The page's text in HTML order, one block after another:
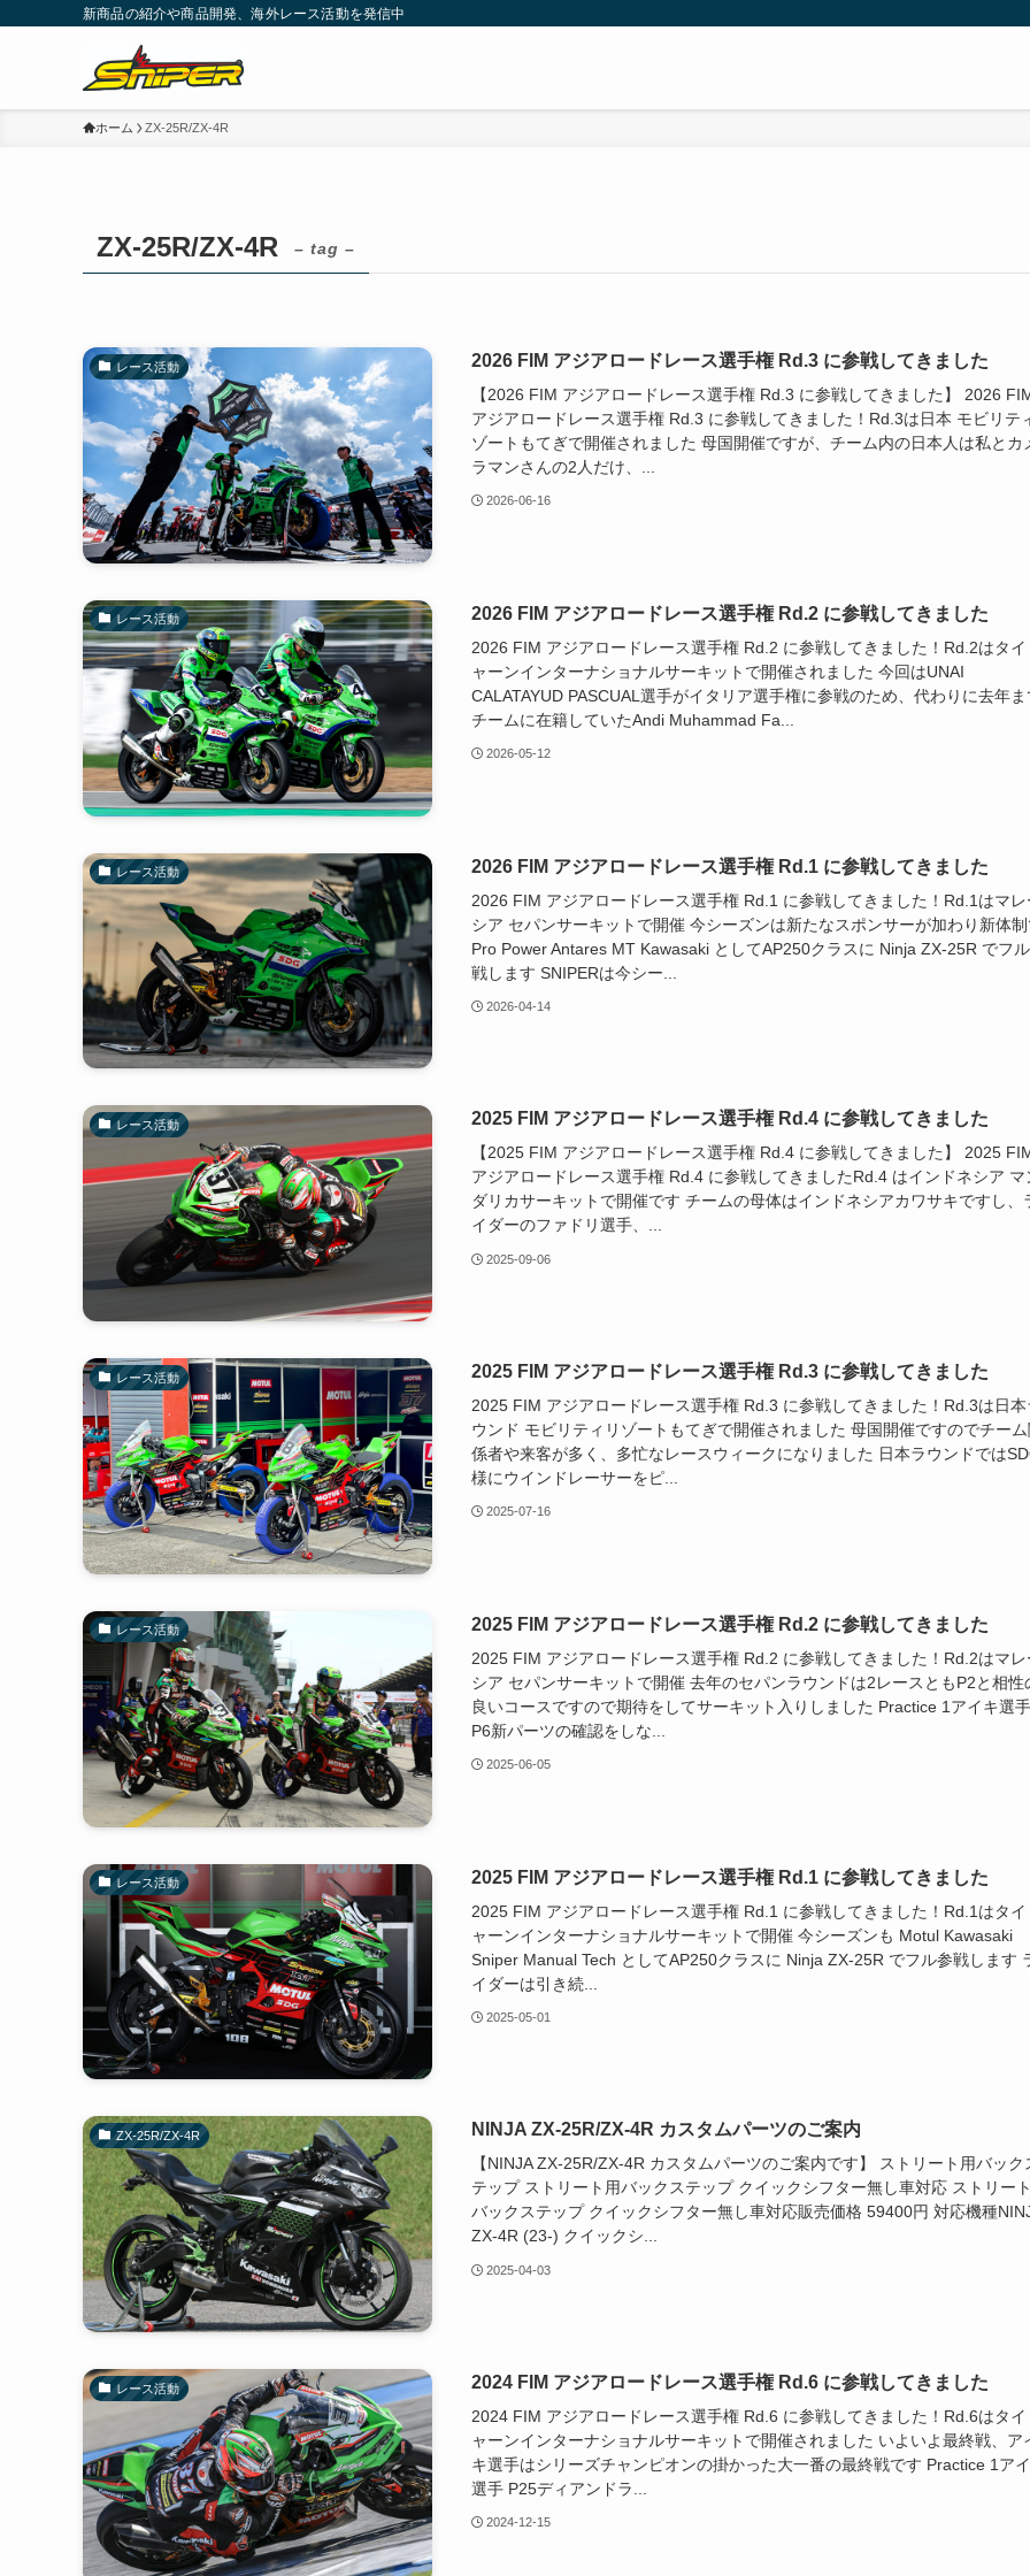
新商品の紹介や商品開発、海外レース活動を発信中
ホーム ZX-25R/ZX-4R
ZX-25R/ZX-4R – tag –
レース活動 2026 FIM アジアロードレース選手権 Rd.3 に参戦してきました
【2026 FIM アジアロードレース選手権 Rd.3 に参戦してきました】 2026
アジアロードレース選手権 Rd.3 に参戦してきました！Rd.3は日本 モビリテ
ゾートもてぎで開催されました 母国開催ですが、チーム内の日本人は私とカ
ラマンさんの2人だけ、...
2026-06-16
レース活動 2026 FIM アジアロードレース選手権 Rd.2 に参戦してきました
2026 FIM アジアロードレース選手権 Rd.2 に参戦してきました！Rd.2はタイ
ャーンインターナショナルサーキットで開催されました 今回はUNAI
CALATAYUD PASCUAL選手がイタリア選手権に参戦のため、代わりに去年ま
チームに在籍していたAndi Muhammad Fa...
2026-05-12
レース活動 2026 FIM アジアロードレース選手権 Rd.1 に参戦してきました
2026 FIM アジアロードレース選手権 Rd.1 に参戦してきました！Rd.1はマレ
シア セパンサーキットで開催 今シーズンは新たなスポンサーが加わり新体
Pro Power Antares MT Kawasaki としてAP250クラスに Ninja ZX-25R でフ
戦します SNIPERは今シー...
2026-04-14
レース活動 2025 FIM アジアロードレース選手権 Rd.4 に参戦してきました
【2025 FIM アジアロードレース選手権 Rd.4 に参戦してきました】 2025
アジアロードレース選手権 Rd.4 に参戦してきましたRd.4 はインドネシア マ
ダリカサーキットで開催です チームの母体はインドネシアカワサキですし、
イダーのファドリ選手、...
2025-09-06
レース活動 2025 FIM アジアロードレース選手権 Rd.3 に参戦してきました
2025 FIM アジアロードレース選手権 Rd.3 に参戦してきました！Rd.3は日本
ウンド モビリティリゾートもてぎで開催されました 母国開催ですのでチーム
係者や来客が多く、多忙なレースウィークになりました 日本ラウンドでは
様にウインドレーサーをピ...
2025-07-16
レース活動 2025 FIM アジアロードレース選手権 Rd.2 に参戦してきました
2025 FIM アジアロードレース選手権 Rd.2 に参戦してきました！Rd.2はマレ
シア セパンサーキットで開催 去年のセパンラウンドは2レースともP2と相性
良いコースですので期待をしてサーキット入りしました Practice 1アイキ選手
P6新パーツの確認をしな...
2025-06-05
レース活動 2025 FIM アジアロードレース選手権 Rd.1 に参戦してきました
2025 FIM アジアロードレース選手権 Rd.1 に参戦してきました！Rd.1はタイ
ャーンインターナショナルサーキットで開催 今シーズンも Motul Kawasaki
Sniper Manual Tech としてAP250クラスに Ninja ZX-25R でフル参戦します
イダーは引き続...
2025-05-01
ZX-25R/ZX-4R NINJA ZX-25R/ZX-4R カスタムパーツのご案内
【NINJA ZX-25R/ZX-4R カスタムパーツのご案内です】 ストリート用バック
テップ ストリート用バックステップ クイックシフター無し車対応 ストリー
バックステップ クイックシフター無し車対応販売価格 59400円 対応機種
ZX-4R (23-) クイックシ...
2025-04-03
レース活動 2024 FIM アジアロードレース選手権 Rd.6 に参戦してきました
2024 FIM アジアロードレース選手権 Rd.6 に参戦してきました！Rd.6はタイ
ャーンインターナショナルサーキットで開催されました いよいよ最終戦、ア
キ選手はシリーズチャンピオンの掛かった大一番の最終戦です Practice 1ア
選手 P25ディアンドラ...
2024-12-15